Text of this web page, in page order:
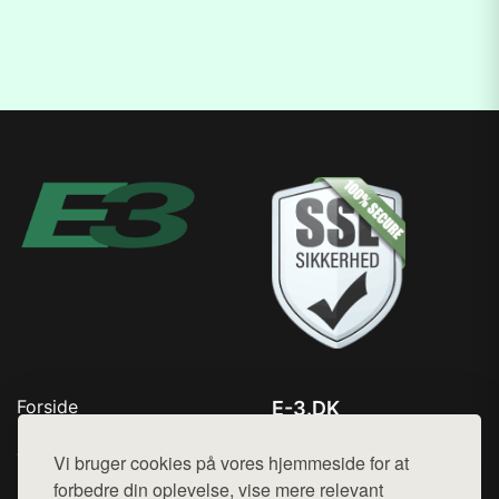
Vi bruger cookies på vores hjemmeside for at
forbedre din oplevelse, vise mere relevant
Forside
Top Rabatter
Kontakt
E-3.DK
Mail: hej@want.dk